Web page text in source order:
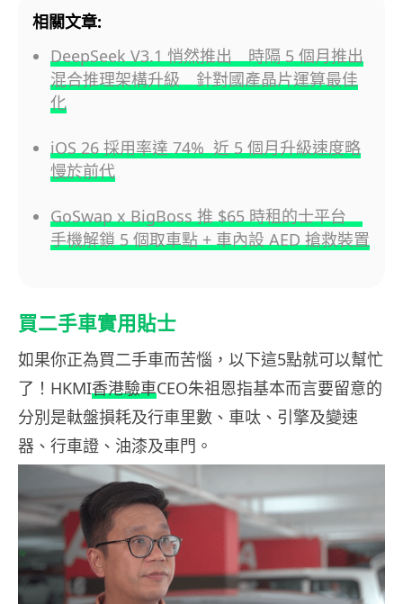
相關文章:
DeepSeek V3.1 悄然推出 時隔 5 個月推出
混合推理架構升級 針對國產晶片運算最佳
化
iOS 26 採用率達 74% 近 5 個月升級速度略
慢於前代
GoSwap x BigBoss 推 $65 時租的士平台
手機解鎖 5 個取車點 + 車內設 AED 搶救裝置
買二手車實用貼士
如果你正為買二手車而苦惱，以下這5點就可以幫忙
了！HKMI香港驗車CEO朱祖恩指基本而言要留意的
分別是軚盤損耗及行車里數、車呔、引擎及變速
器、行車證、油漆及車門。